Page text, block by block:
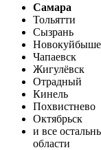
Самара
Тольятти
Сызрань
Чапаевск
Жигулёвск
Отрадный
Кинель
Похвистнево
Октябрьск
и все
области